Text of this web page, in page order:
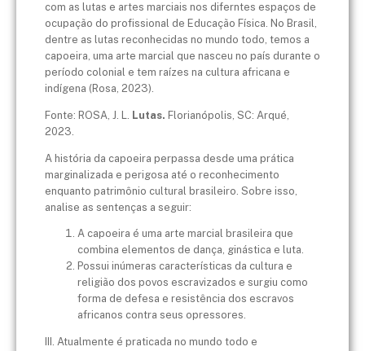
com as lutas e artes marciais nos diferntes espaços de
ocupação do profissional de Educação Física. No Brasil,
dentre as lutas reconhecidas no mundo todo, temos a
capoeira, uma arte marcial que nasceu no país durante o
período colonial e tem raízes na cultura africana e
indígena (Rosa, 2023).
Fonte: ROSA, J. L. Lutas. Florianópolis, SC: Arqué,
2023.
A história da capoeira perpassa desde uma prática
marginalizada e perigosa até o reconhecimento
enquanto patrimônio cultural brasileiro. Sobre isso,
analise as sentenças a seguir:
A capoeira é uma arte marcial brasileira que
combina elementos de dança, ginástica e luta.
Possui inúmeras características da cultura e
religião dos povos escravizados e surgiu como
forma de defesa e resistência dos escravos
africanos contra seus opressores.
III. Atualmente é praticada no mundo todo e